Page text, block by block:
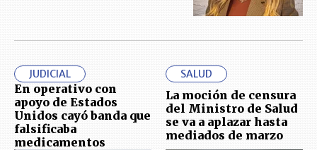
JUDICIAL
En operativo con
apoyo de Estados
Unidos cayó banda que
falsificaba
medicamentos
SALUD
La moción de censura
del Ministro de Salud
se va a aplazar hasta
mediados de marzo